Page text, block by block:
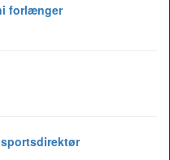
forlænger